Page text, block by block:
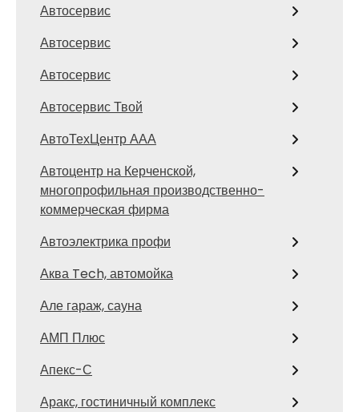
Автосервис
Автосервис
Автосервис
Автосервис Твой
АвтоТехЦентр ААА
Автоцентр на Керченской,
многопрофильная производственно-
коммерческая фирма
Автоэлектрика профи
Аква Tech, автомойка
Але гараж, сауна
АМП Плюс
Апекс-С
Аракс, гостиничный комплекс